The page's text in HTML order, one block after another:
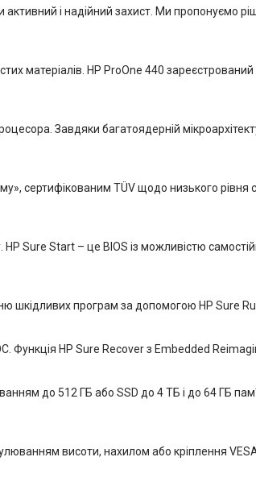
і надійний захист. Ми пропонуємо
матеріалів. HP ProOne 440
Завдяки багатоядерній
сертифікованим TÜV щодо низького
Sure Start – це BIOS із можливістю
програм за допомогою HP Sure
HP Sure Recover з Embedded
до 512 ГБ або SSD до 4 ТБ і до 64 ГБ
висоти, нахилом або кріплення